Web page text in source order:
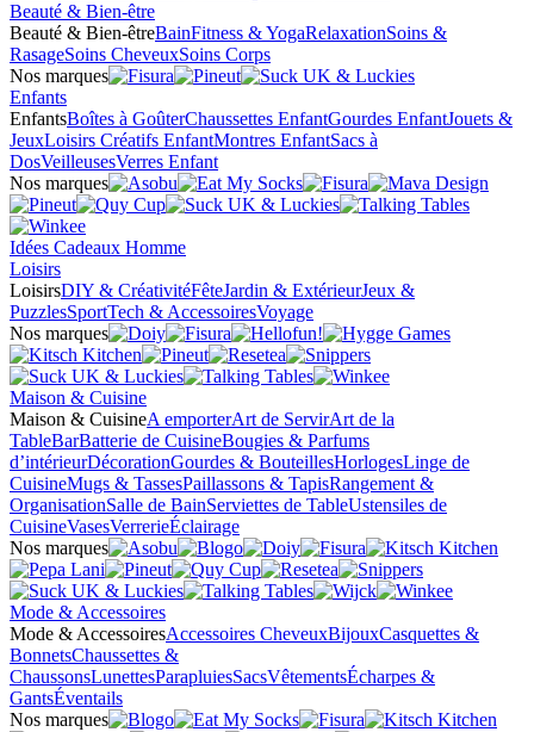
Beauté & Bien-être
Beauté & Bien-êtreBainFitness & YogaRelaxationSoins &
RasageSoins CheveuxSoins Corps
Nos marques
Enfants
EnfantsBoîtes à GoûterChaussettes EnfantGourdes EnfantJouets &
JeuxLoisirs Créatifs EnfantMontres EnfantSacs à
DosVeilleusesVerres Enfant
Nos marques
Idées Cadeaux Homme
Loisirs
LoisirsDIY & CréativitéFêteJardin & ExtérieurJeux &
PuzzlesSportTech & AccessoiresVoyage
Nos marques
Maison & Cuisine
Maison & CuisineA emporterArt de ServirArt de la
TableBarBatterie de CuisineBougies & Parfums
d’intérieurDécorationGourdes & BouteillesHorlogesLinge de
CuisineMugs & TassesPaillassons & TapisRangement &
OrganisationSalle de BainServiettes de TableUstensiles de
CuisineVasesVerrerieÉclairage
Nos marques
Mode & Accessoires
Mode & AccessoiresAccessoires CheveuxBijouxCasquettes &
BonnetsChaussettes &
ChaussonsLunettesParapluiesSacsVêtementsÉcharpes &
GantsÉventails
Nos marques